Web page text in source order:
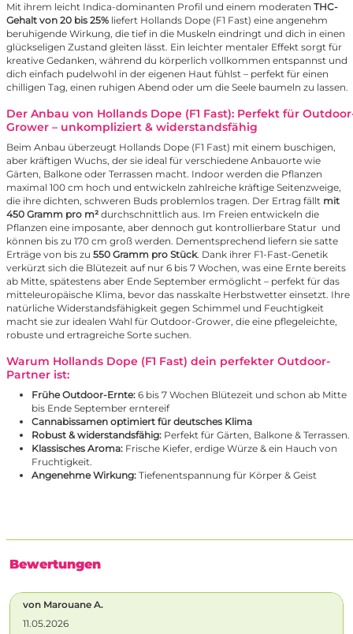
Mit ihrem leicht Indica-dominanten Profil und einem moderaten THC-
Gehalt von 20 bis 25% liefert Hollands Dope (F1 Fast) eine angenehm
beruhigende Wirkung, die tief in die Muskeln eindringt und dich in einen
glückseligen Zustand gleiten lässt. Ein leichter mentaler Effekt sorgt für
kreative Gedanken, während du körperlich vollkommen entspannst und
dich einfach pudelwohl in der eigenen Haut fühlst – perfekt für einen
chilligen Tag, einen ruhigen Abend oder um die Seele baumeln zu lassen.
Der Anbau von Hollands Dope (F1 Fast): Perfekt für
Grower – unkompliziert & widerstandsfähig
Beim Anbau überzeugt Hollands Dope (F1 Fast) mit einem buschigen,
aber kräftigen Wuchs, der sie ideal für verschiedene Anbauorte wie
Gärten, Balkone oder Terrassen macht. Indoor werden die Pflanzen
maximal 100 cm hoch und entwickeln zahlreiche kräftige Seitenzweige,
die ihre dichten, schweren Buds problemlos tragen. Der Ertrag fällt mit
450 Gramm pro m² durchschnittlich aus. Im Freien entwickeln die
Pflanzen eine imposante, aber dennoch gut kontrollierbare Statur und
können bis zu 170 cm groß werden. Dementsprechend liefern sie satte
Erträge von bis zu 550 Gramm pro Stück. Dank ihrer F1-Fast-Genetik
verkürzt sich die Blütezeit auf nur 6 bis 7 Wochen, was eine Ernte bereits
ab Mitte, spätestens aber Ende September ermöglicht – perfekt für das
mitteleuropäische Klima, bevor das nasskalte Herbstwetter einsetzt. Ihre
natürliche Widerstandsfähigkeit gegen Schimmel und Feuchtigkeit
macht sie zur idealen Wahl für Outdoor-Grower, die eine pflegeleichte,
robuste und ertragreiche Sorte suchen.
Warum Hollands Dope (F1 Fast) dein perfekter Outdoor-
Partner ist:
Frühe Outdoor-Ernte: 6 bis 7 Wochen Blütezeit und schon ab Mitte
bis Ende September erntereif
Cannabissamen optimiert für deutsches Klima
Robust & widerstandsfähig: Perfekt für Gärten, Balkone & Terrassen.
Klassisches Aroma: Frische Kiefer, erdige Würze & ein Hauch von
Fruchtigkeit.
Angenehme Wirkung: Tiefenentspannung für Körper & Geist
Bewertungen
von Marouane A.
11.05.2026